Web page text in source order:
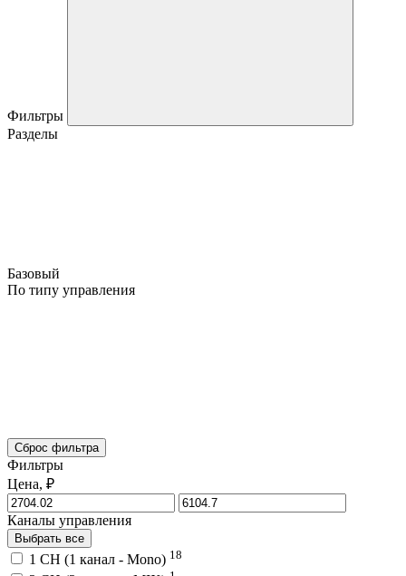
Фильтры
Разделы
Базовый
По типу управления
Сброс фильтра
Фильтры
Цена, ₽
Каналы управления
Выбрать все
1 CH (1 канал - Mono) 18